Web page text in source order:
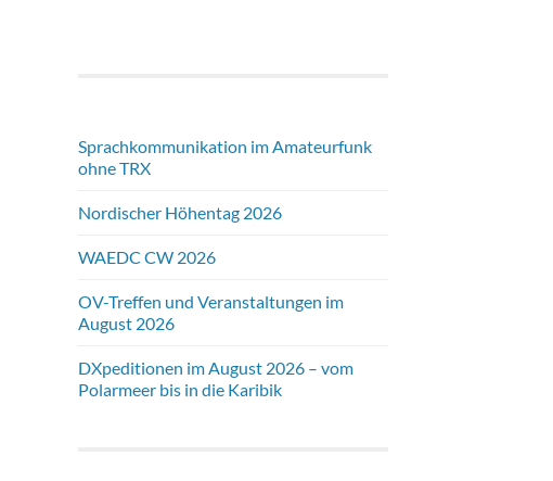
Sprachkommunikation im Amateurfunk
ohne TRX
Nordischer Höhentag 2026
WAEDC CW 2026
OV-Treffen und Veranstaltungen im
August 2026
DXpeditionen im August 2026 – vom
Polarmeer bis in die Karibik